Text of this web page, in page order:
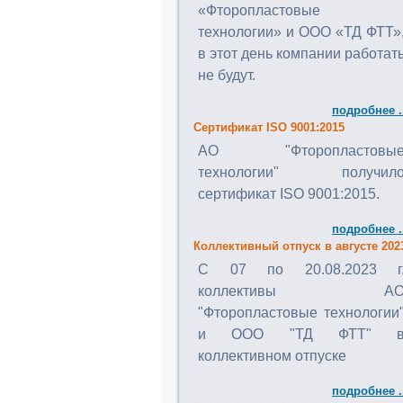
«Фторопластовые
технологии» и ООО «ТД ФТТ»,
в этот день компании
не будут.
подробнее
Сертификат ISO 9001:2015
АО "Фторопластовые
технологии"
сертификат ISO 9001:2015.
подробнее
Коллективный отпуск в августе
C 07 по 20.08.2023 г.
коллективы
"Фторопластовые технологии"
и ООО "ТД ФТТ" в
коллективном отпуске
подробнее